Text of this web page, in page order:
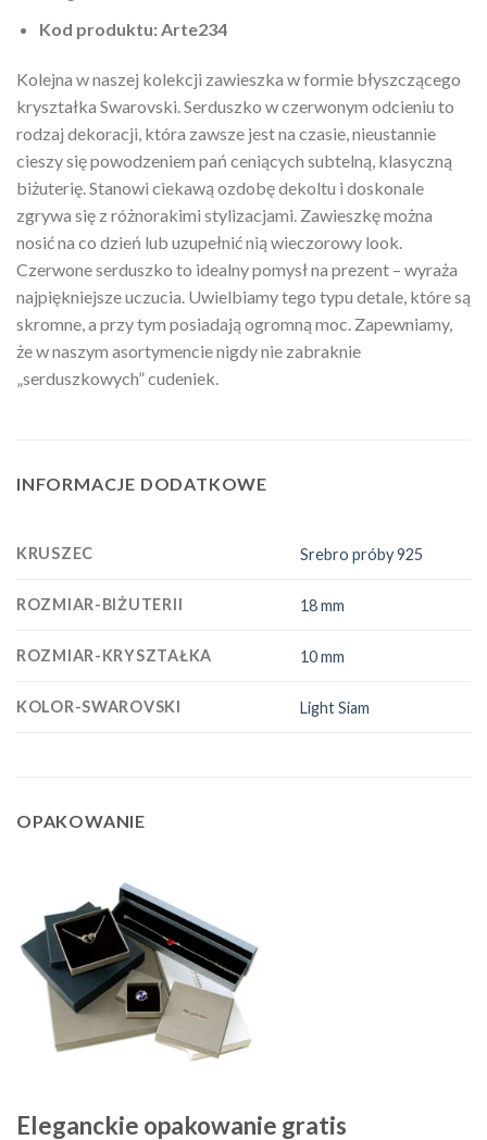
Kod produktu: Arte234
Kolejna w naszej kolekcji zawieszka w formie błyszczącego
kryształka Swarovski. Serduszko w czerwonym odcieniu to
rodzaj dekoracji, która zawsze jest na czasie, nieustannie
cieszy się powodzeniem pań ceniących subtelną, klasyczną
biżuterię. Stanowi ciekawą ozdobę dekoltu i doskonale
zgrywa się z różnorakimi stylizacjami. Zawieszkę można
nosić na co dzień lub uzupełnić nią wieczorowy look.
Czerwone serduszko to idealny pomysł na prezent – wyraża
najpiękniejsze uczucia. Uwielbiamy tego typu detale, które są
skromne, a przy tym posiadają ogromną moc. Zapewniamy,
że w naszym asortymencie nigdy nie zabraknie
„serduszkowych” cudeniek.
INFORMACJE DODATKOWE
KRUSZEC Srebro próby 925
ROZMIAR-BIŻUTERII 18 mm
ROZMIAR-KRYSZTAŁKA 10 mm
KOLOR-SWAROVSKI Light Siam
OPAKOWANIE
Eleganckie opakowanie gratis